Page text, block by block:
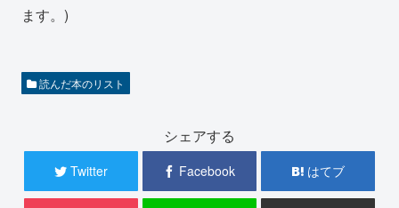
ます。)
読んだ本のリスト
シェアする
Twitter Facebook はてブ